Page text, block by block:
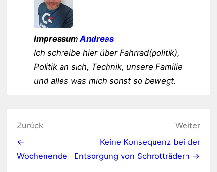
Impressum Andreas
Ich schreibe hier über Fahrrad(politik),
Politik an sich, Technik, unsere Familie
und alles was mich sonst so bewegt.
Beitragsnavigation
Zurück
←
Wochenende
Weiter
Keine Konsequenz bei der
Entsorgung von Schrotträdern →